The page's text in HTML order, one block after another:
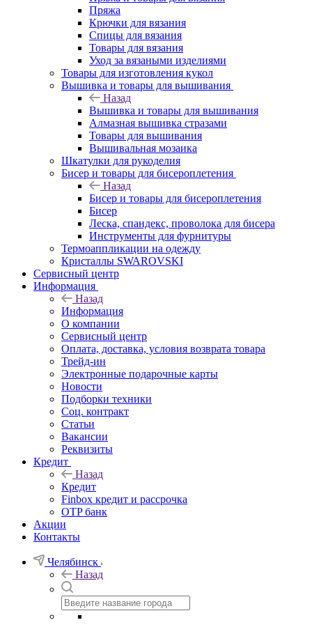
Пряжа
Крючки для вязания
Спицы для вязания
Товары для вязания
Уход за вязаными изделиями
Товары для изготовления кукол
Вышивка и товары для вышивания
Назад
Вышивка и товары для вышивания
Алмазная вышивка стразами
Товары для вышивания
Вышивальная мозаика
Шкатулки для рукоделия
Бисер и товары для бисероплетения
Назад
Бисер и товары для бисероплетения
Бисер
Леска, спандекс, проволока для бисера
Инструменты для фурнитуры
Термоаппликации на одежду
Кристаллы SWAROVSKI
Сервисный центр
Информация
Назад
Информация
О компании
Сервисный центр
Оплата, доставка, условия возврата товара
Трейд-ин
Электронные подарочные карты
Новости
Подборки техники
Соц. контракт
Статьи
Вакансии
Реквизиты
Кредит
Назад
Кредит
Finbox кредит и рассрочка
OTP банк
Акции
Контакты
Челябинск
Назад